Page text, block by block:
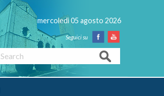
mercoledì 05 agosto 2026
Facebook
Youtube
Search